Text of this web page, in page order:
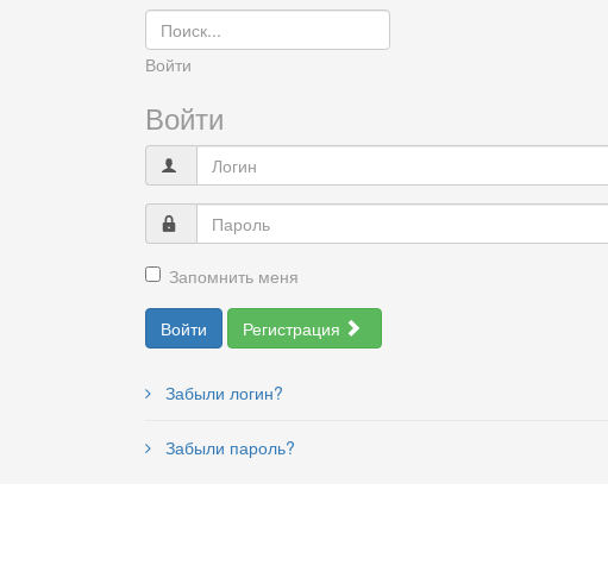
Войти
Войти
Запомнить меня
Войти Регистрация
Забыли логин?
Забыли пароль?